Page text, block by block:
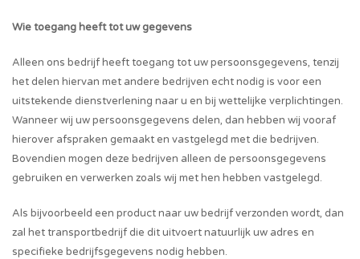
Wie toegang heeft tot uw gegevens
Alleen ons bedrijf heeft toegang tot uw persoonsgegevens, tenzij
het delen hiervan met andere bedrijven echt nodig is voor een
uitstekende dienstverlening naar u en bij wettelijke verplichtingen.
Wanneer wij uw persoonsgegevens delen, dan hebben wij vooraf
hierover afspraken gemaakt en vastgelegd met die bedrijven.
Bovendien mogen deze bedrijven alleen de persoonsgegevens
gebruiken en verwerken zoals wij met hen hebben vastgelegd.
Als bijvoorbeeld een product naar uw bedrijf verzonden wordt, dan
zal het transportbedrijf die dit uitvoert natuurlijk uw adres en
specifieke bedrijfsgegevens nodig hebben.